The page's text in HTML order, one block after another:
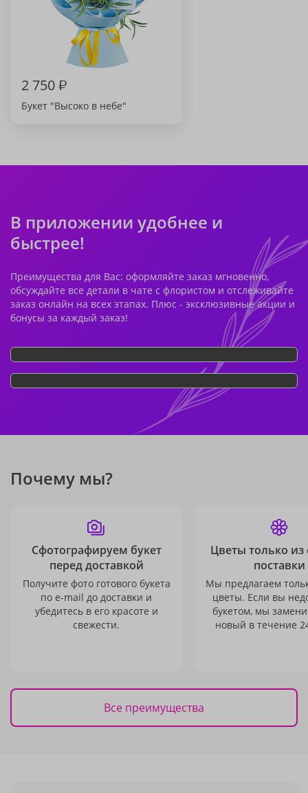
2 750₽
Букет "Высоко в небе"
В приложении удобнее и
быстрее!
Преимущества для Вас: оформляйте заказ мгновенно,
обсуждайте все детали в чате с флористом и отслеживайте
заказ онлайн на всех этапах. Плюс - эксклюзивные акции и
бонусы за каждый заказ!
Почему мы?
Сфотографируем букет
перед доставкой
Получите фото готового букета
по e-mail до доставки и
убедитесь в его красоте и
свежести.
Цветы только из
поставки
Мы предлагаем
цветы. Если вы
букетом, мы
новый в течение
Все преимущества